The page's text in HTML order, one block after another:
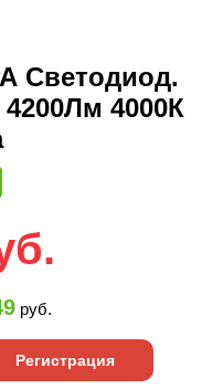
Светодиод.
4200Лм 4000К
руб.
Регистрация